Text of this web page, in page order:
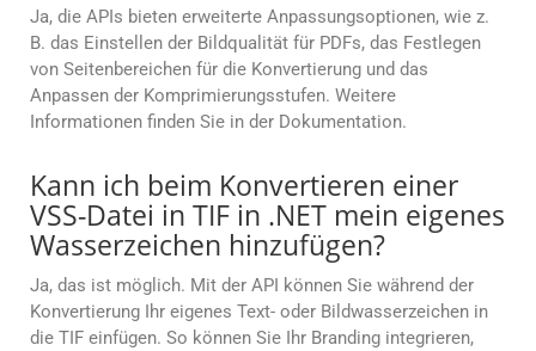
Ja, die APIs bieten erweiterte Anpassungsoptionen, wie z.
B. das Einstellen der Bildqualität für PDFs, das Festlegen
von Seitenbereichen für die Konvertierung und das
Anpassen der Komprimierungsstufen. Weitere
Informationen finden Sie in der Dokumentation.
Kann ich beim Konvertieren einer
VSS-Datei in TIF in .NET mein eigenes
Wasserzeichen hinzufügen?
Ja, das ist möglich. Mit der API können Sie während der
Konvertierung Ihr eigenes Text- oder Bildwasserzeichen in
die TIF einfügen. So können Sie Ihr Branding integrieren,